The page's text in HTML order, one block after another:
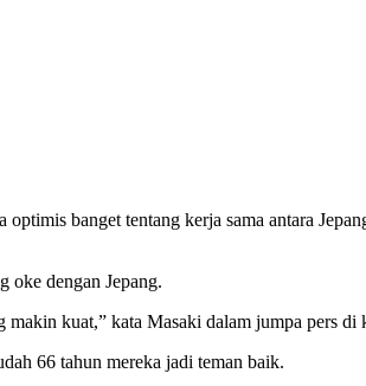
banget tentang kerja sama antara
oke dengan Jepang.
kuat,” kata Masaki dalam jumpa pers
66 tahun mereka jadi teman baik.